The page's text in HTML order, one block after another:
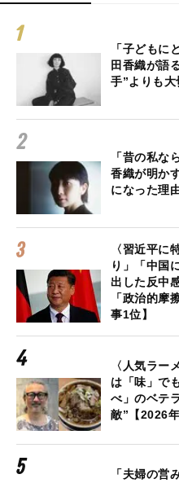
「子どもに
田香織が語
手”よりも大
「昔の私な
香織が明か
になった理
〈習近平に
り」「中国
出した反中
「政治的摩
事1位】
〈人気ラー
は「味」で
べ」のベテ
敵”【2026
「夫婦の営